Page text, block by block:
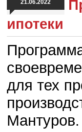
21.06.2022
ипотеки
для тех
Мантуров.